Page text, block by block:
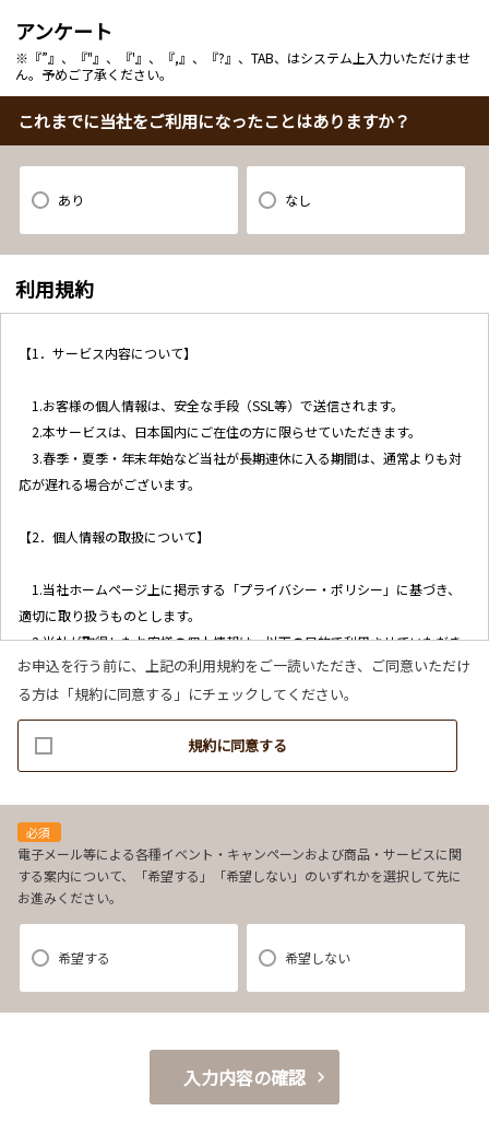
アンケート
※『”』、『"』、『'』、『,』、『?』、TAB、はシステム上入力いただけませ
ん。予めご了承ください。
これまでに当社をご利用になったことはありますか？
あり なし
利用規約
【1．サービス内容について】
1.お客様の個人情報は、安全な手段（SSL等）で送信されます。
2.本サービスは、日本国内にご在住の方に限らせていただきます。
3.春季・夏季・年末年始など当社が長期連休に入る期間は、通常よりも対
応が遅れる場合がございます。
【2．個人情報の取扱について】
1.当社ホームページ上に掲示する「プライバシー・ポリシー」に基づき、
適切に取り扱うものとします。
2.当社が取得したお客様の個人情報は、以下の目的で利用させていただき
ます。
(1)お客様リクエストに対応するにあたって問題が発生した場合の確認・
連絡
(2)お客様から照会があった場合のリクエスト情報の確認
(3)お客様に不利益を与えないために行う、お客様に対する迅速なご連絡
(4)当社で取り扱っている商品・サービスなどに関する営業上のご案内
(5)商品の企画・開発あるいはお客様満足向上策などの検討のためのお客
様アンケート調査の実施
【3．推奨環境について】
以外の環境によって発生した情報の不備や
なお、不具合の生じたデータについてはお客様にお断り無く削除させて
お申込を行う前に、上記の利用規約をご一読いただき、ご同意いただけ
る方は「規約に同意する」にチェックしてください。
規約に同意する
必須
電子メール等による各種イベント・キャンペーンおよび商品・サービスに関
する案内について、「希望する」「希望しない」のいずれかを選択して先に
お進みください。
希望する 希望しない
入力内容の確認